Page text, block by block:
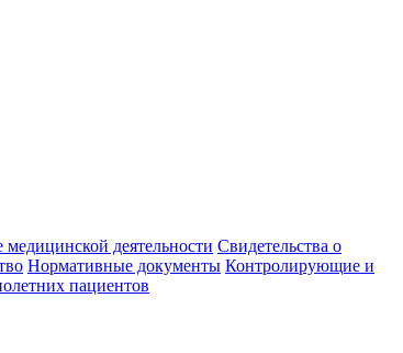
деятельности Свидетельства о
Нормативные документы Контролирующие и
пациентов